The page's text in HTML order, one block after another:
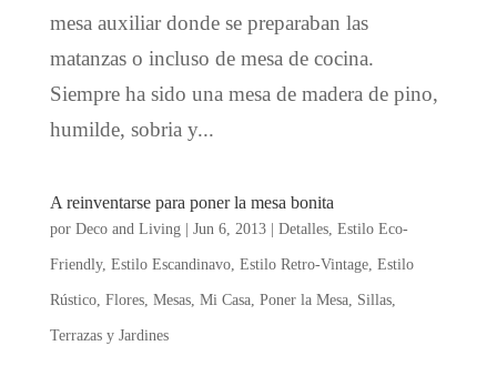
mesa auxiliar donde se preparaban las
matanzas o incluso de mesa de cocina.
Siempre ha sido una mesa de madera de pino,
humilde, sobria y...
A reinventarse para poner la mesa bonita
por Deco and Living| Jun 6, 2013| Detalles, Estilo Eco-
Friendly, Estilo Escandinavo, Estilo Retro-Vintage, Estilo
Rústico, Flores, Mesas, Mi Casa, Poner la Mesa, Sillas,
Terrazas y Jardines